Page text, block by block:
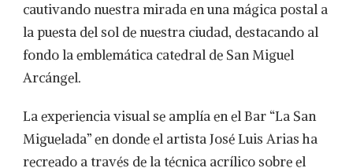
cautivando nuestra mirada en una mágica postal a
la puesta del sol de nuestra ciudad, destacando al
fondo la emblemática catedral de San Miguel
Arcángel.
La experiencia visual se amplía en el Bar “La San
Miguelada” en donde el artista José Luis Arias ha
recreado a través de la técnica acrílico sobre el